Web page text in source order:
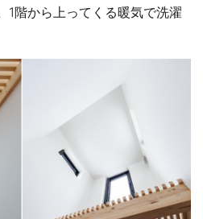
1階から上ってくる暖気で洗濯